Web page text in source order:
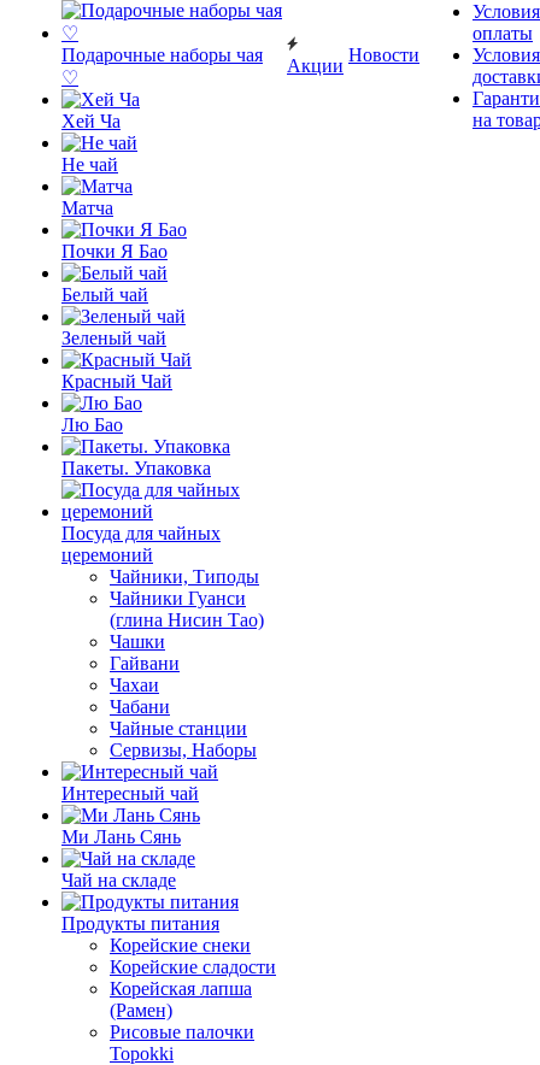
Подарочные наборы чая
♡
Хей Ча
Не чай
Матча
Почки Я Бао
Белый чай
Зеленый чай
Красный Чай
Лю Бао
Пакеты. Упаковка
Посуда для чайных
церемоний
Чайники, Типоды
Чайники Гуанси
(глина Нисин Тао)
Чашки
Гайвани
Чахаи
Чабани
Чайные станции
Сервизы, Наборы
Интересный чай
Ми Лань Сянь
Чай на складе
Продукты питания
Корейские снеки
Корейские сладости
Корейская лапша
(Рамен)
Рисовые палочки
Topokki
Акции
Новости
Условия
оплаты
Условия
на